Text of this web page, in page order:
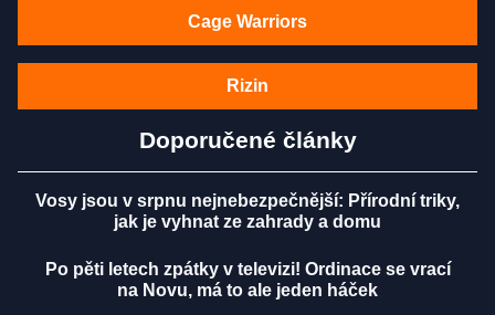
Cage Warriors
Rizin
Doporučené články
Vosy jsou v srpnu nejnebezpečnější: Přírodní triky,
jak je vyhnat ze zahrady a domu
Po pěti letech zpátky v televizi! Ordinace se vrací
na Novu, má to ale jeden háček